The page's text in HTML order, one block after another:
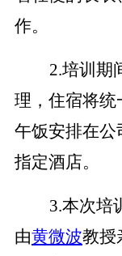
作。
2.培训期
理，住宿将统
午饭安排在公
指定酒店。
3.本次培
由黄微波教授